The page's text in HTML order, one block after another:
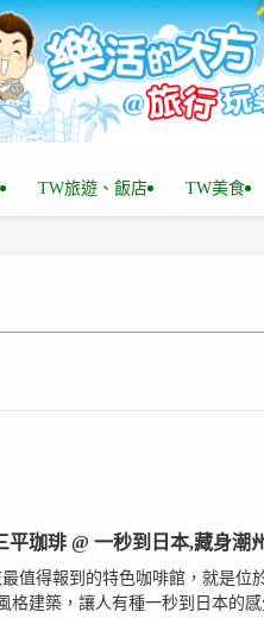
TW旅遊、飯店 TW美食
平珈琲 @ 一秒到日本,藏身潮
值得報到的特色咖啡館，就是位
格建築，讓人有種一秒到日本的